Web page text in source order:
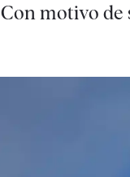
Con motivo de